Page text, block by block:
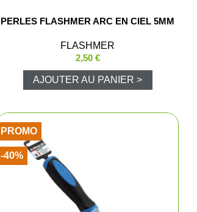
PERLES FLASHMER ARC EN CIEL 5MM
FLASHMER
2,50 €
AJOUTER AU PANIER >
PROMO
-40%